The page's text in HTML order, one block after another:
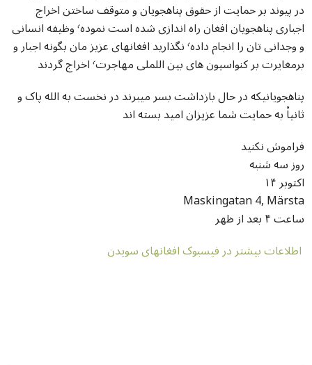
در پیوند بر حمایت از حقوق پناهجویان و متوقف ساختن اخراج
اجباری پناهجویان افغان راه اندازی شده است نموده٬ وظیفه انسانی
و وجدانی تان را انجام داده٬ نگذارید افغانهای عزیز مان بگونه اجبار و
برمغایرت بر کنواسیون های بین اللملی مهاجرت٬ اخراج گردند
پناهجویانیکه در حال بازداشت بسر میبرند در نخست به الله پاک و
ثانیاْ به حمایت شما عزیزان امید بسته اند
فراموش نکنید
روز سه شنبه
۱۴ اکتوبر
Maskingatan 4, Märsta
ساعت ۴ بعد از ظهر